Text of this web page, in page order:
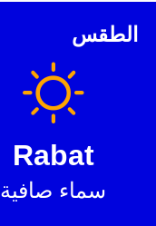
الطقس
Rabat
سماء صافية